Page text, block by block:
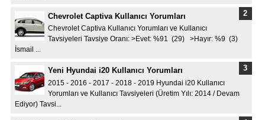
Chevrolet Captiva Kullanıcı Yorumları
Chevrolet Captiva Kullanıcı Yorumları ve Kullanıcı
Tavsiyeleri Tavsiye Oranı: >Evet: %91 (29) >Hayır: %9 (3)
İsmail ...
Yeni Hyundai i20 Kullanıcı Yorumları
2015 - 2016 - 2017 - 2018 - 2019 Hyundai i20 Kullanıcı
Yorumları ve Kullanıcı Tavsiyeleri (Üretim Yılı: 2014 / Devam
Ediyor) Tavsi...